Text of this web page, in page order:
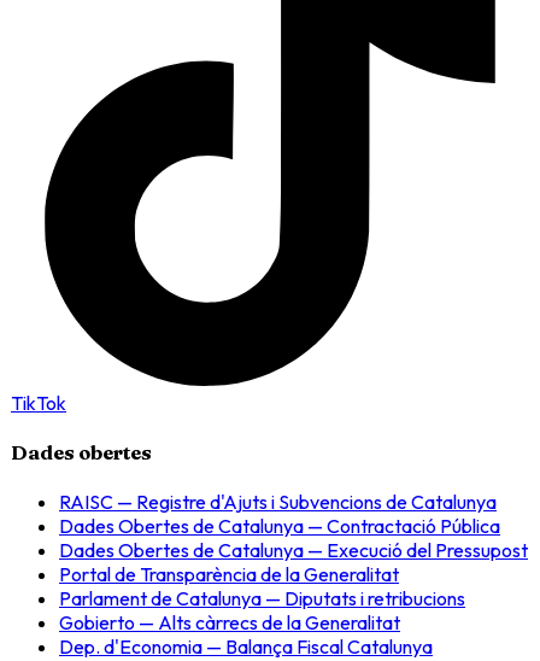
TikTok
Dades obertes
RAISC — Registre d'Ajuts i Subvencions de Catalunya
Dades Obertes de Catalunya — Contractació Pública
Dades Obertes de Catalunya — Execució del Pressupost
Portal de Transparència de la Generalitat
Parlament de Catalunya — Diputats i retribucions
Gobierto — Alts càrrecs de la Generalitat
Dep. d'Economia — Balança Fiscal Catalunya